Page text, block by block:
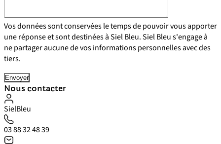
Nous contacter
SielBleu
03 88 32 48 39
Vos données sont conservées le temps de pouvoir vous apporter
une réponse et sont destinées à Siel Bleu. Siel Bleu s'engage à
ne partager aucune de vos informations personnelles avec des
tiers.